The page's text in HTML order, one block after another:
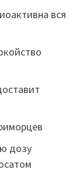
вся
дозу